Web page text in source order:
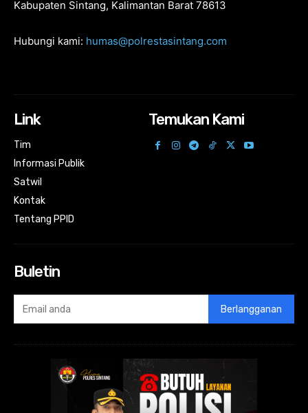
Kabupaten Sintang, Kalimantan Barat 78613
Hubungi kami: humas@polrestasintang.com
Link
Tim
Informasi Publik
Satwil
Kontak
Tentang PPID
Temukan Kami
Buletin
Berlangganan